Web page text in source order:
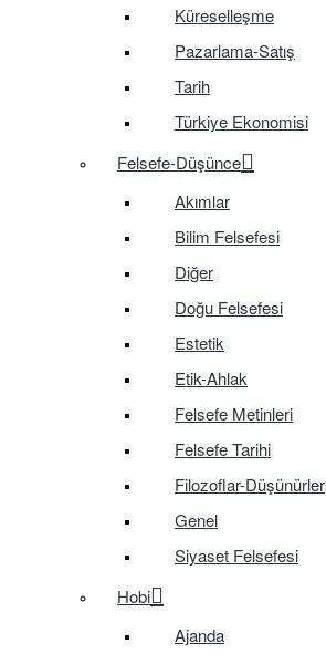
Küreselleşme
Pazarlama-Satış
Tarih
Türkiye Ekonomisi
Felsefe-Düşünce
Akımlar
Bilim Felsefesi
Diğer
Doğu Felsefesi
Estetik
Etik-Ahlak
Felsefe Metinleri
Felsefe Tarihi
Filozoflar-Düşünürler
Genel
Siyaset Felsefesi
Hobi
Ajanda